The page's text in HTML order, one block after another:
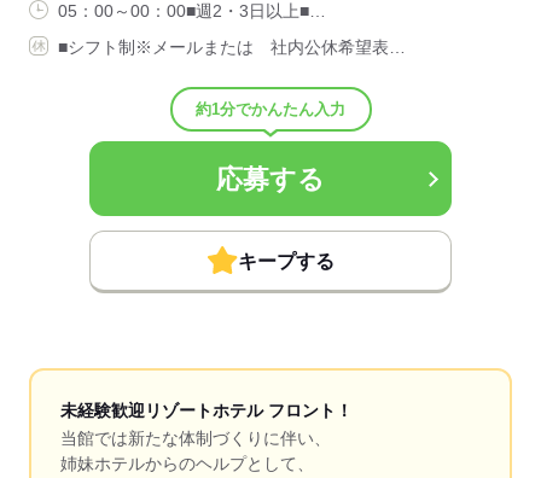
05：00～00：00■週2・3日以上■…
■シフト制※メールまたは 社内公休希望表…
約1分でかんたん入力
応募する
キープする
未経験歓迎リゾートホテル フロント！
当館では新たな体制づくりに伴い、
姉妹ホテルからのヘルプとして、